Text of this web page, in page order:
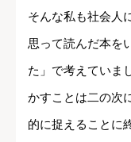
そんな私も社会人
思って読んだ本を
た」で考えていま
かすことは二の次
的に捉えることに